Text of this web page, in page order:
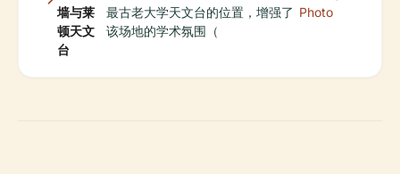
墙与莱
顿天文
台
最古老大学天文台的位置，增强了
该场地的学术氛围（
Photo